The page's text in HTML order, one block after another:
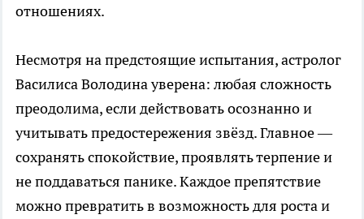
отношениях.
Несмотря на предстоящие испытания, астролог
Василиса Володина уверена: любая сложность
преодолима, если действовать осознанно и
учитывать предостережения звёзд. Главное —
сохранять спокойствие, проявлять терпение и
не поддаваться панике. Каждое препятствие
можно превратить в возможность для роста и